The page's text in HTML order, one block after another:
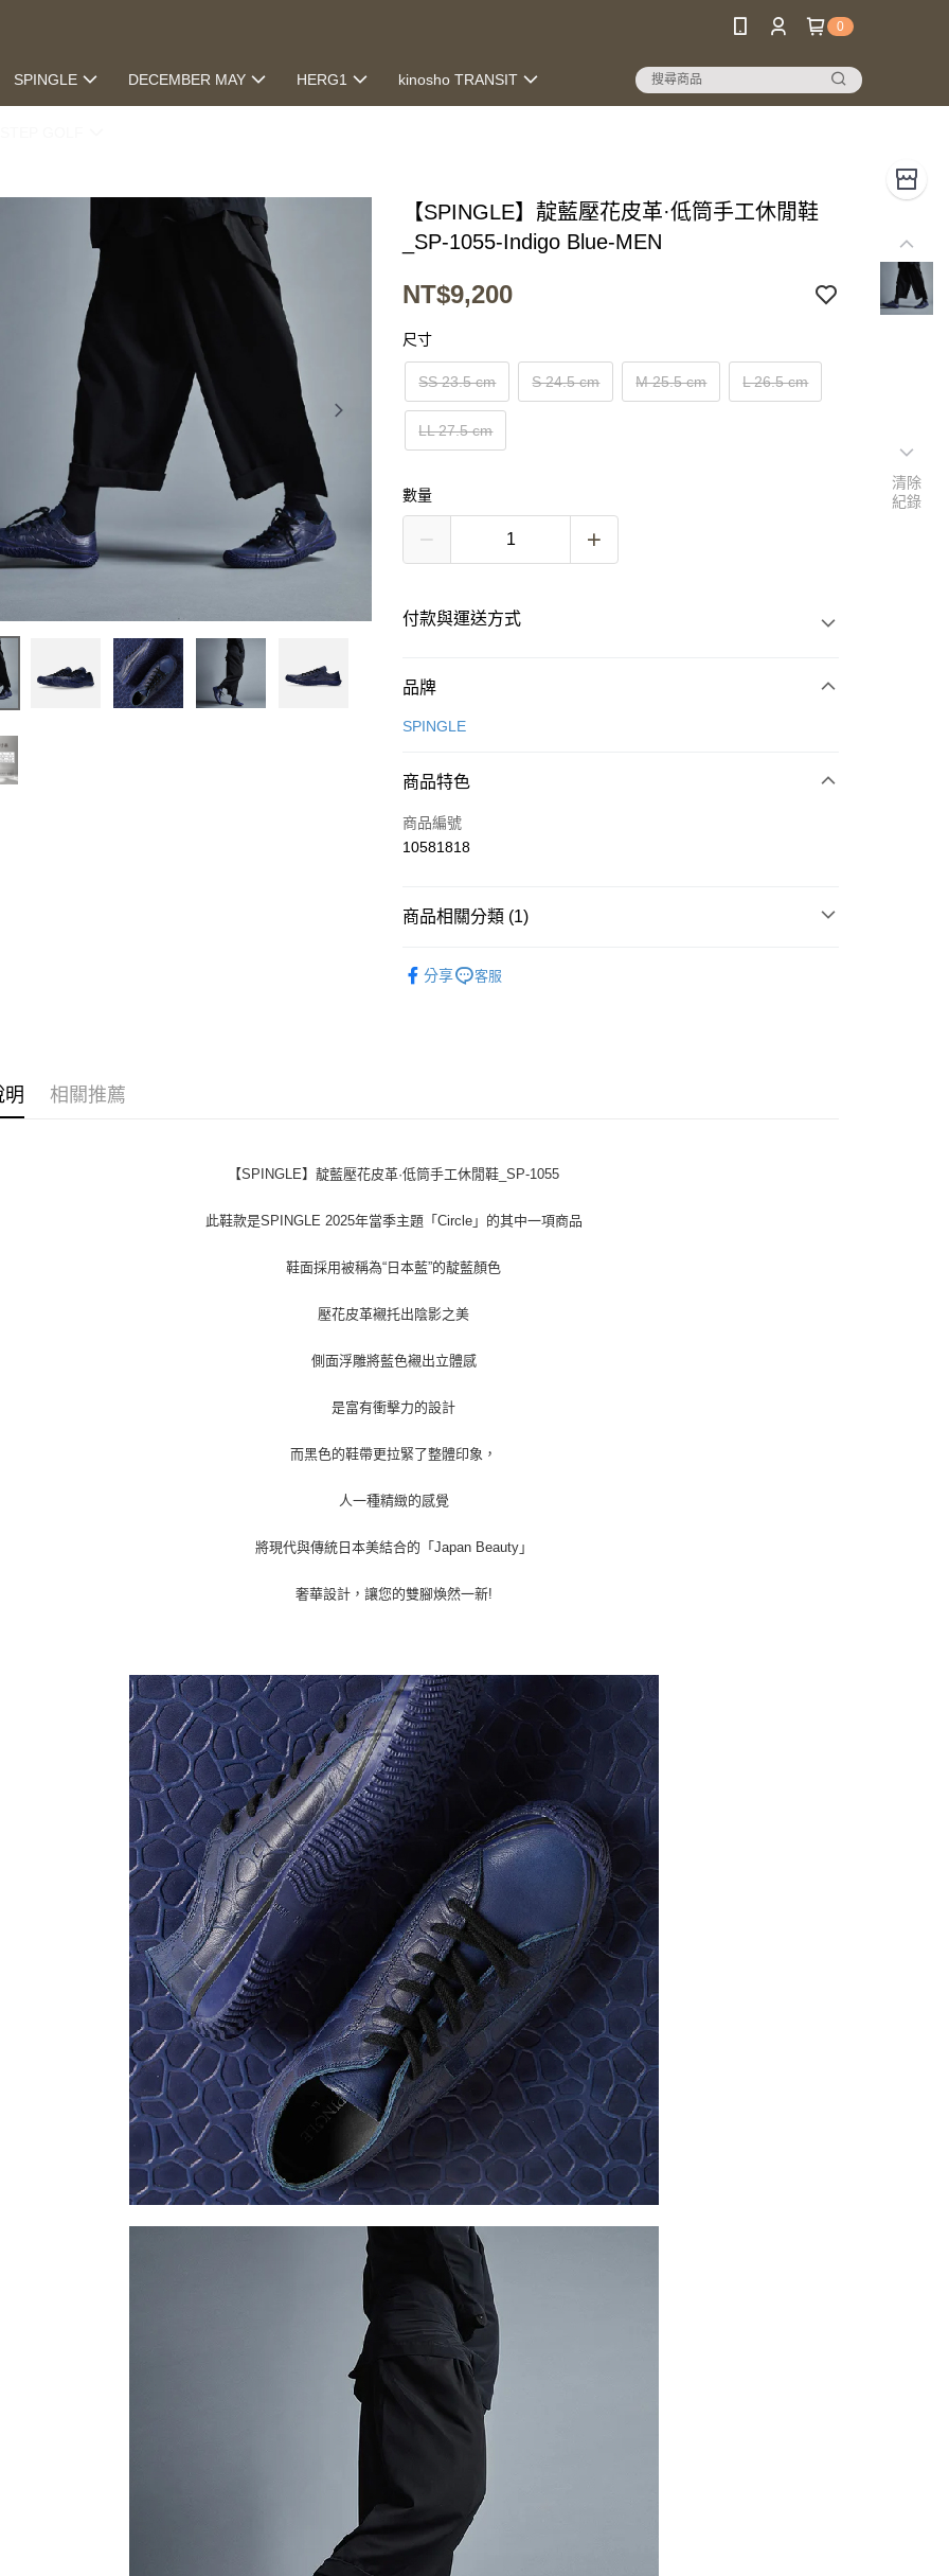
0
SPINGLE DECEMBER MAY HERG1 kinosho TRANSIT
【SPINGLE】靛藍壓花皮革·低筒手工休閒鞋
_SP-1055-Indigo Blue-MEN
NT$9,200
尺寸
SS 23.5 cm S 24.5 cm M 25.5 cm L 26.5 cm
LL 27.5 cm
數量
付款與運送方式
付款方式
信用卡一次付款
Apple Pay
悠遊付
付款後全家取貨
每筆NT$60
付款後7-11取貨
每筆NT$60
品牌
SPINGLE
商品特色
商品編號
10581818
商品相關分類 (1)
分享
客服
明 相關推薦
【SPINGLE】靛藍壓花皮革·低筒手工休閒鞋_SP-1055
此鞋款是SPINGLE 2025年當季主題「Circle」的其中一項商品
鞋面採用被稱為“日本藍”的靛藍顏色
壓花皮革襯托出陰影之美
側面浮雕將藍色襯出立體感
是富有衝擊力的設計
而黑色的鞋帶更拉緊了整體印象，
人一種精緻的感覺
將現代與傳統日本美結合的「Japan Beauty」
奢華設計，讓您的雙腳煥然一新!
清除
紀錄